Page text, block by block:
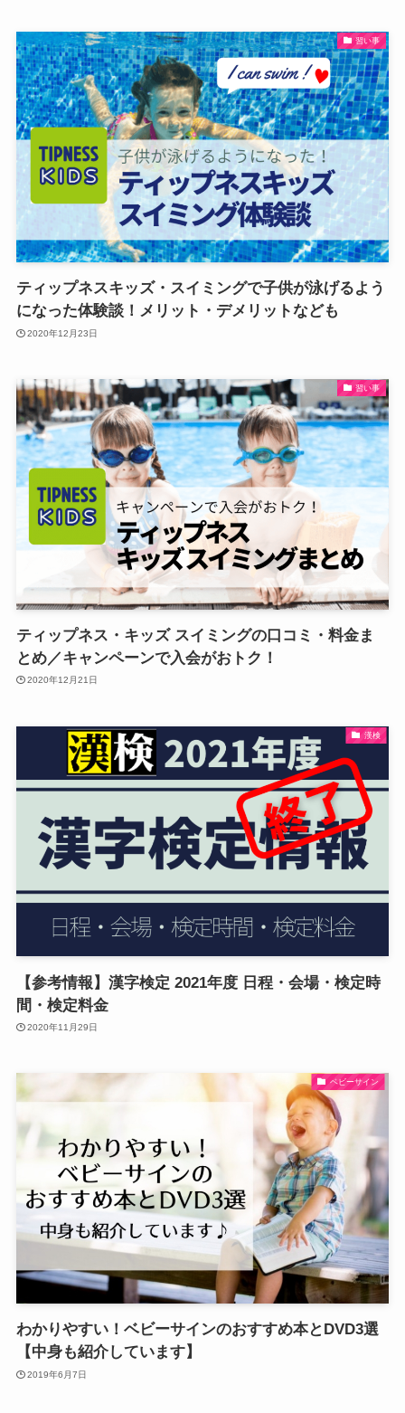
習い事
ティップネスキッズ・スイミングで子供が泳げるよう
になった体験談！メリット・デメリットなども
2020年12月23日
習い事
ティップネス・キッズ スイミングの口コミ・料金ま
とめ／キャンペーンで入会がおトク！
2020年12月21日
漢検
【参考情報】漢字検定 2021年度 日程・会場・検定時
間・検定料金
2020年11月29日
ベビーサイン
わかりやすい！ベビーサインのおすすめ本とDVD3選
【中身も紹介しています】
2019年6月7日